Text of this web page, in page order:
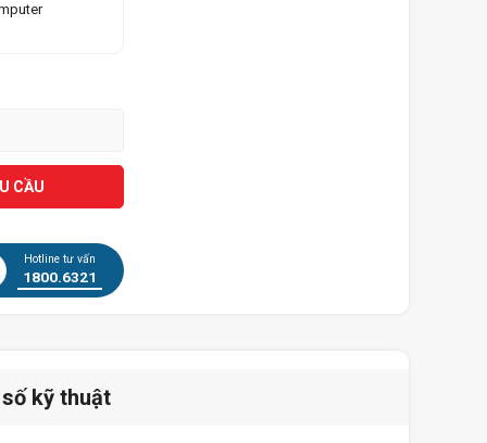
CẦU
Hotline tư vấn
1800.6321
kỹ thuật